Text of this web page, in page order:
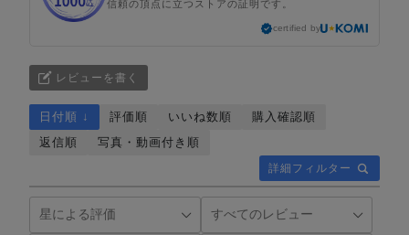
信頼の頂点に立つストアの証明です。
certified by
レビューを書く
詳細フィルター
日付順 ↓ 評価順 いいね数順
購入確認順
返信順
写真・動画付き順